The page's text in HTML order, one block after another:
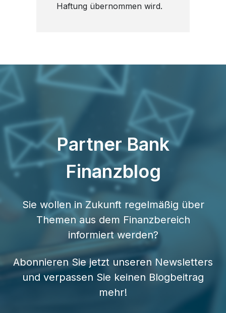
Haftung übernommen wird.
Partner Bank
Finanzblog
Sie wollen in Zukunft regelmäßig über
Themen aus dem Finanzbereich
informiert werden?
Abonnieren Sie jetzt unseren Newsletters
und verpassen Sie keinen Blogbeitrag
mehr!